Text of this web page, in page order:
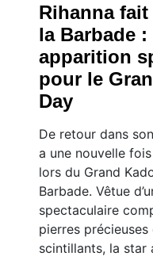
Rihanna
la Barbade :
apparition
pour le
Day
De retour dans
a une nouvelle
lors du Grand
Barbade. Vêtue
spectaculaire
pierres
scintillants, la star